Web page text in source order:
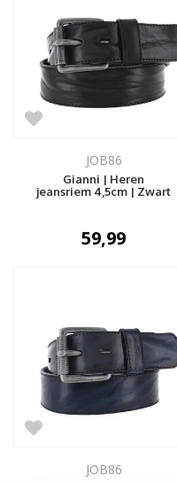
JOB86
Gianni | Heren
jeansriem 4,5cm | Zwart
59,99
JOB86